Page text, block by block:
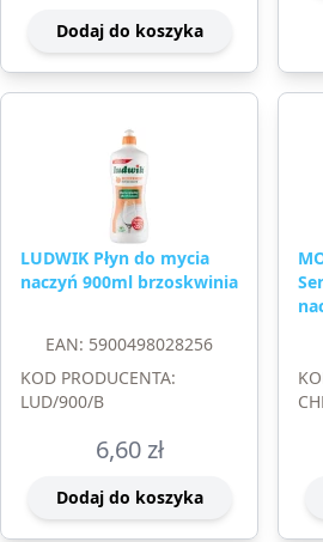
Dodaj do koszyka
LUDWIK Płyn do mycia
naczyń 900ml brzoskwinia
EAN: 5900498028256
KOD PRODUCENTA:
LUD/900/B
6,60zł
Dodaj do koszyka